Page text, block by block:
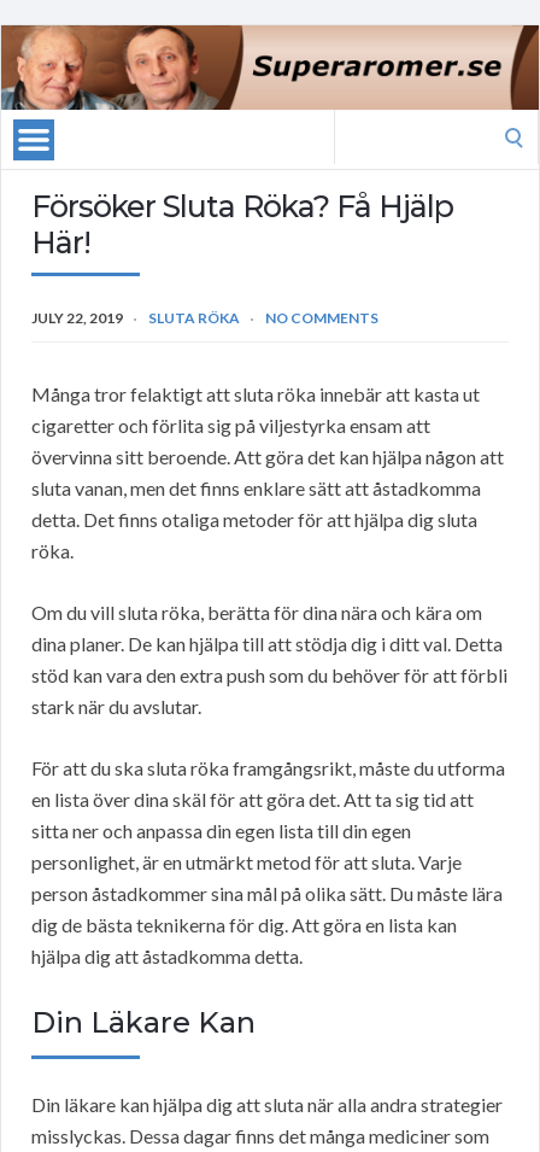
Försöker Sluta Röka? Få Hjälp
Här!
JULY 22, 2019 SLUTA RÖKA NO COMMENTS
Många tror felaktigt att sluta röka innebär att kasta ut
cigaretter och förlita sig på viljestyrka ensam att
övervinna sitt beroende. Att göra det kan hjälpa någon att
sluta vanan, men det finns enklare sätt att åstadkomma
detta. Det finns otaliga metoder för att hjälpa dig sluta
röka.
Om du vill sluta röka, berätta för dina nära och kära om
dina planer. De kan hjälpa till att stödja dig i ditt val. Detta
stöd kan vara den extra push som du behöver för att förbli
stark när du avslutar.
För att du ska sluta röka framgångsrikt, måste du utforma
en lista över dina skäl för att göra det. Att ta sig tid att
sitta ner och anpassa din egen lista till din egen
personlighet, är en utmärkt metod för att sluta. Varje
person åstadkommer sina mål på olika sätt. Du måste lära
dig de bästa teknikerna för dig. Att göra en lista kan
hjälpa dig att åstadkomma detta.
Din Läkare Kan
Din läkare kan hjälpa dig att sluta när alla andra strategier
misslyckas. Dessa dagar finns det många mediciner som